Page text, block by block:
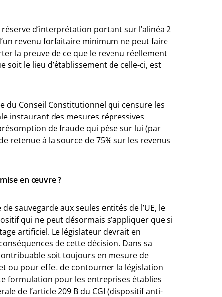
d’interprétation portant sur l’alinéa 2
revenu forfaitaire minimum ne peut faire
la preuve de ce que le revenu réellement
soit le lieu d’établissement de celle-ci, est
du Conseil Constitutionnel qui censure les
instaurant des mesures répressives
de fraude qui pèse sur lui (par
retenue à la source de 75% sur les revenus
en œuvre ?
sauvegarde aux seules entités de l’UE, le
qui ne peut désormais s’appliquer que si
artificiel. Le législateur devrait en
de cette décision. Dans sa
soit toujours en mesure de
ou pour effet de contourner la législation
formulation pour les entreprises établies
de l’article 209 B du CGI (dispositif anti-